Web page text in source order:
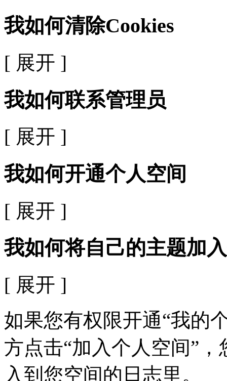
我如何清除Cookies
[ 展开 ]
我如何联系管理员
[ 展开 ]
我如何开通个人空间
[ 展开 ]
我如何将自己的主题加
[ 展开 ]
如果您有权限开通“我的
方点击“加入个人空间”
入到您空间的日志里。